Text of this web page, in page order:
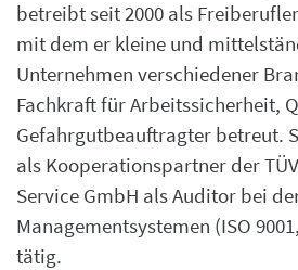
betreibt seit 2000 als
mit dem er kleine und
Unternehmen verschiedener
Fachkraft für Arbeitssicherheit,
Gefahrgutbeauftragter betreut.
als Kooperationspartner der
Service GmbH als Auditor bei
Managementsystemen (ISO
tätig.